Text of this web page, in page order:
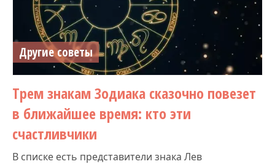
Другие советы
Трем знакам Зодиака сказочно повезет
в ближайшее время: кто эти
счастливчики
В списке есть представители знака Лев